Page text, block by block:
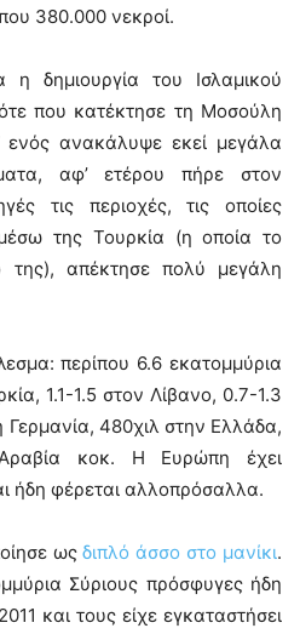
380.000 νεκροί.
η δημιουργία του Ισλαμικού
που κατέκτησε τη Μοσούλη
ενός ανακάλυψε εκεί μεγάλα
αφ’ ετέρου πήρε στον
τις περιοχές, τις οποίες
της Τουρκία (η οποία το
της), απέκτησε πολύ μεγάλη
περίπου 6.6 εκατομμύρια
1.1-1.5 στον Λίβανο, 0.7-1.3
Γερμανία, 480χιλ στην Ελλάδα,
κοκ. Η Ευρώπη έχει
ήδη φέρεται αλλοπρόσαλλα.
ωςδιπλό άσσο στο μανίκι.
Σύριους πρόσφυγες ήδη
και τους είχε εγκαταστήσει